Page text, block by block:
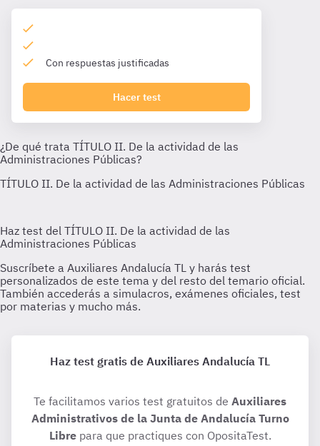
Con respuestas justificadas
Hacer test
Haz test gratis de Auxiliares Andalucía TL
Te facilitamos varios test gratuitos de Auxiliares
Administrativos de la Junta de Andalucía Turno
Librepara que practiques con OpositaTest.